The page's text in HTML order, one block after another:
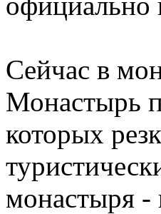
Сейчас в
Монастырь
которых
монастыря -